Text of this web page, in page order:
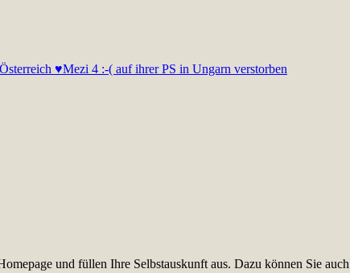
♥Mezi 4 :-( auf ihrer PS in Ungarn verstorben
und füllen Ihre Selbstauskunft aus. Dazu können Sie